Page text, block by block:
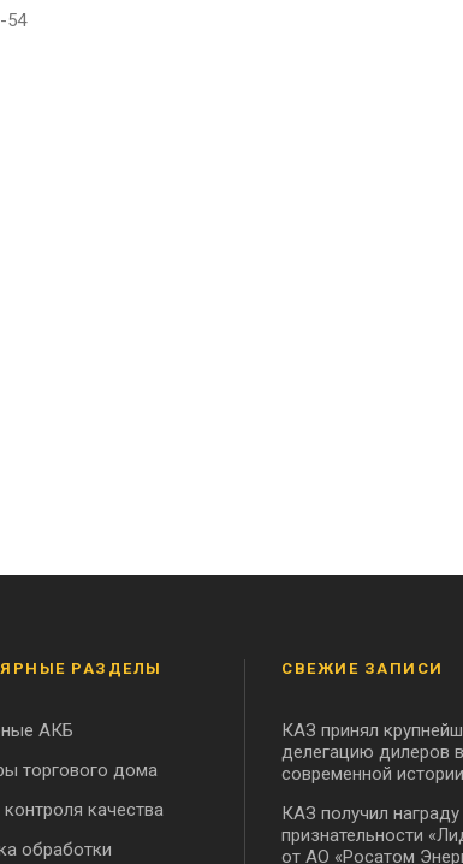
54
РАЗДЕЛЫ
АКБ
торгового дома
качества
обработки
СВЕЖИЕ ЗАПИСИ
КАЗ принял
делегацию дилеров
современной истории
КАЗ получил
признательности
от АО «Росатом